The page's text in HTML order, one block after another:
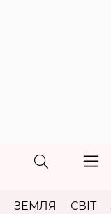
ЗЕМЛЯ СВІТ